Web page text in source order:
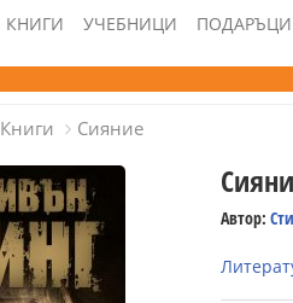
КНИГИ УЧЕБНИЦИ ПОДАРЪЦИ
Книги Сияние
Автор: